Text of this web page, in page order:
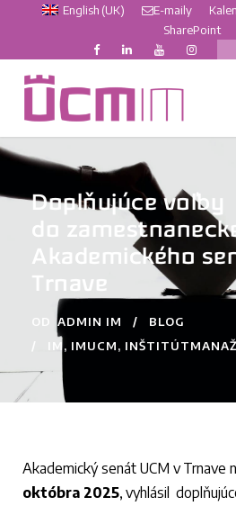
English (UK) E-maily
SharePoint
Doplňujúce voľby
do
Akademického
Trnave
OD ADMIN IM
BLOG
IM, IMUCM,
Akademický senát UCM v Trnave
októbra 2025, vyhlásil